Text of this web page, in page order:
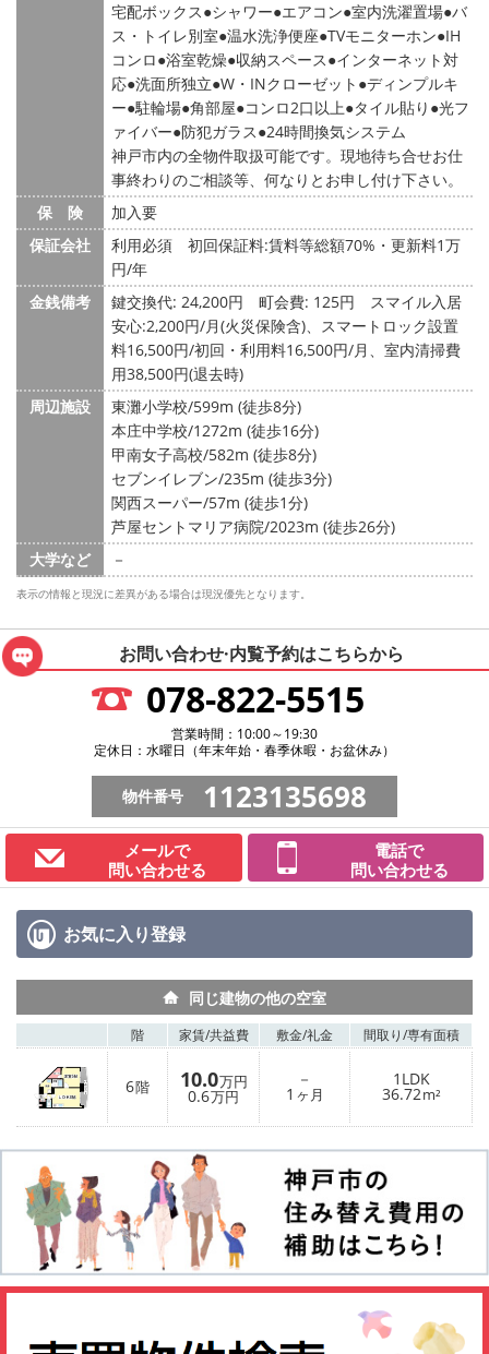
宅配ボックス シャワー エアコン 室内洗濯置場 バ
ス・トイレ別室 温水洗浄便座 TVモニターホン IH
コンロ 浴室乾燥 収納スペース インターネット対
応 洗面所独立 W・INクローゼット ディンプルキ
ー 駐輪場 角部屋 コンロ2口以上 タイル貼り 光フ
ァイバー 防犯ガラス 24時間換気システム
神戸市内の全物件取扱可能です。現地待ち合せお仕
事終わりのご相談等、何なりとお申し付け下さい。
保 険
加入要
保証会社
利用必須 初回保証料:賃料等総額70%・更新料1万
円/年
金銭備考
鍵交換代: 24,200円 町会費: 125円
スマイル入居
安心:2,200円/月(火災保険含)、スマートロック設置
料16,500円/初回・利用料16,500円/月、室内清掃費
用38,500円(退去時)
周辺施設
東灘小学校/599m (徒歩8分)
本庄中学校/1272m (徒歩16分)
甲南女子高校/582m (徒歩8分)
セブンイレブン/235m (徒歩3分)
関西スーパー/57m (徒歩1分)
芦屋セントマリア病院/2023m (徒歩26分)
大学など
－
表示の情報と現況に差異がある場合は現況優先となります。
お問い合わせ·内覧予約はこちらから
078-822-5515
営業時間：10:00～19:30
定休日：水曜日（年末年始・春季休暇・お盆休み）
物件番号 1123135698
メールで
問い合わせる
電話で
問い合わせる
お気に入り登録
同じ建物の他の空室
階 家賃/共益費 敷金/礼金 間取り/専有面積
6階 10.0万円
0.6万円
－
1 ヶ月
1LDK
36.72m²